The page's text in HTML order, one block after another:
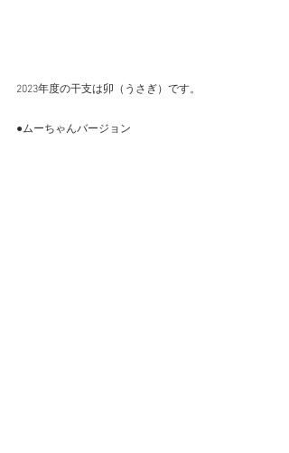
2023年度の干支は卯（うさぎ）です。
●ムーちゃんバージョン